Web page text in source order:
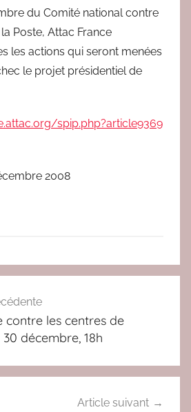
du Comité national contre
Poste, Attac France
les actions qui seront menées
le projet présidentiel de
spip.php?article9369
2008
contre les centres de
décembre, 18h
Article suivant